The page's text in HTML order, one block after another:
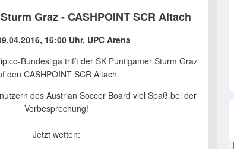
Graz - CASHPOINT SCR Altach
16:00 Uhr, UPC Arena
Bundesliga trifft der SK Puntigamer Sturm Graz
den CASHPOINT SCR Altach.
des Austrian Soccer Board viel Spaß bei der
Vorbesprechung!
Jetzt wetten: